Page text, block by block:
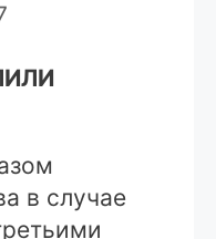
в случае